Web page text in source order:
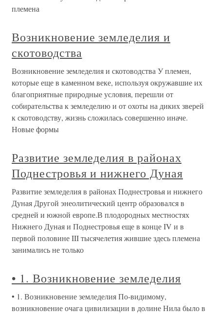
племена
Возникновение земледелия и
скотоводства
Возникновение земледелия и скотоводства У племен,
которые еще в каменном веке, используя окружавшие их
благоприятные природные условия, перешли от
собирательства к земледелию и от охоты на диких зверей
к скотоводству, жизнь сложилась совершенно иначе.
Новые формы
Развитие земледелия в районах
Поднестровья и нижнего Дуная
Развитие земледелия в районах Поднестровья и нижнего
Дуная Другой энеолитический центр образовался в
средней и южной европе.В плодородных местностях
Нижнего Дуная и Поднестровья еще в конце IV и в
первой половине III тысячелетия жившие здесь племена
занимались не только
• 1. Возникновение земледелия
• 1. Возникновение земледелия По-видимому,
возникновение очага цивилизации в долине Нила было в